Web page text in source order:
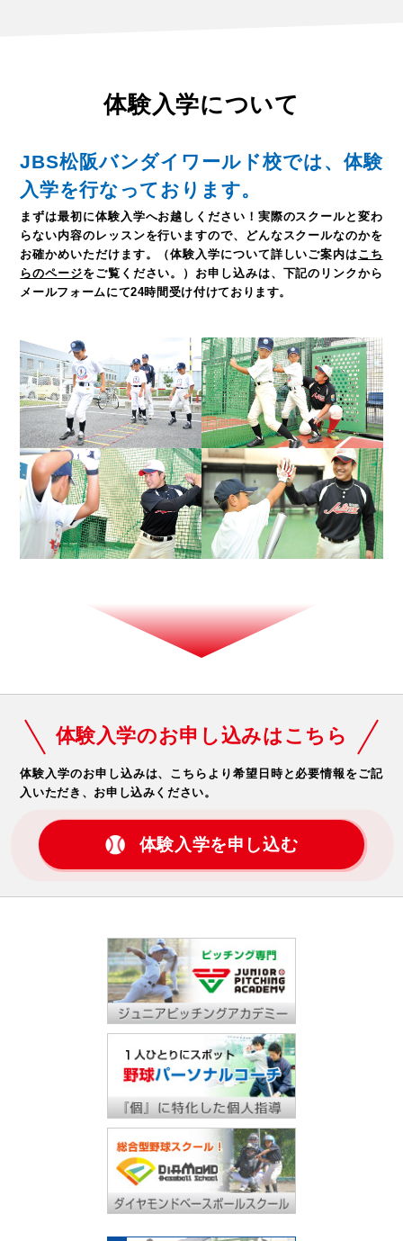
体験入学について
JBS松阪バンダイワールド校では、体験
入学を行なっております。
まずは最初に体験入学へお越しください！ 実際のスクールと変わ
らない内容のレッスンを行いますので、どんなスクールなのかを
お確かめいただけます。
（体験入学について詳しいご案内はこち
らのページをご覧ください。） お申し込みは、下記のリンクから
メールフォームにて24時間受け付けております。
体験入学のお申し込みはこちら
体験入学のお申し込みは、こちらより希望日時と必要情報をご記
入いただき、お申し込みください。
体験入学を申し込む